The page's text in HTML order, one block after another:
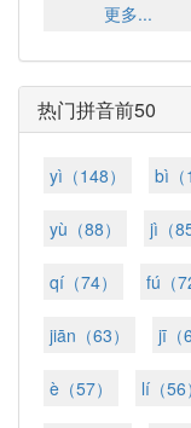
更多...
热门拼音前50
yì（148） bì（
yù（88） jì（85
qí（74） fú（
jiān（63） jī（
è（57） lí（56）